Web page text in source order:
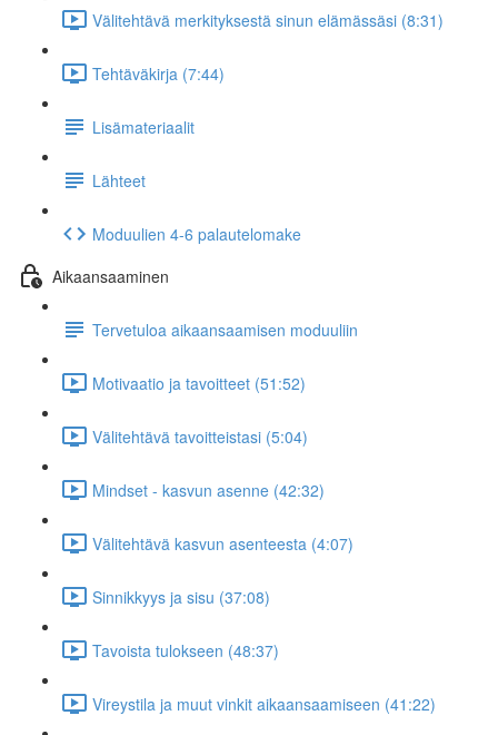
Välitehtävä merkityksestä sinun elämässäsi (8:31)
Tehtäväkirja (7:44)
Lisämateriaalit
Lähteet
Moduulien 4-6 palautelomake
Aikaansaaminen
Tervetuloa aikaansaamisen moduuliin
Motivaatio ja tavoitteet (51:52)
Välitehtävä tavoitteistasi (5:04)
Mindset - kasvun asenne (42:32)
Välitehtävä kasvun asenteesta (4:07)
Sinnikkyys ja sisu (37:08)
Tavoista tulokseen (48:37)
Vireystila ja muut vinkit aikaansaamiseen (41:22)